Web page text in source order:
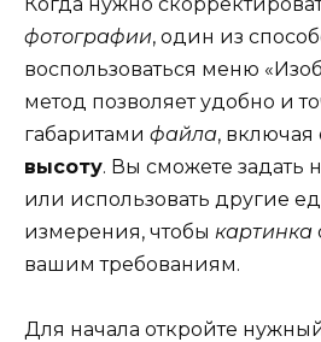
фотографии, один из
воспользоваться меню
метод позволяет удобно и
габаритами файла, включая
высоту. Вы сможете задать
или использовать другие
измерения, чтобы картинка
вашим требованиям.
Для начала откройте